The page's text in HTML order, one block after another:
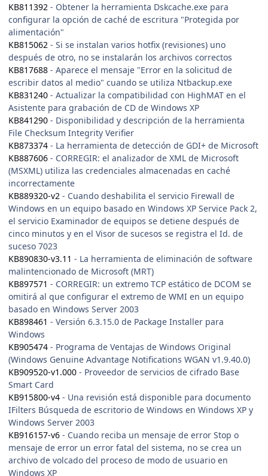
KB811392 - Obtener la herramienta Dskcache.exe para
configurar la opción de caché de escritura "Protegida por
alimentación"
KB815062 - Si se instalan varios hotfix (revisiones) uno
después de otro, no se instalarán los archivos correctos
KB817688 - Aparece el mensaje "Error en la solicitud de
escribir datos al medio" cuando se utiliza Ntbackup.exe
KB831240 - Actualizar la compatibilidad con HighMAT en el
Asistente para grabación de CD de Windows XP
KB841290 - Disponibilidad y descripción de la herramienta
File Checksum Integrity Verifier
KB873374 - La herramienta de detección de GDI+ de Microsoft
KB887606 - CORREGIR: el analizador de XML de Microsoft
(MSXML) utiliza las credenciales almacenadas en caché
incorrectamente
KB889320-v2 - Cuando deshabilita el servicio Firewall de
Windows en un equipo basado en Windows XP Service Pack 2,
el servicio Examinador de equipos se detiene después de
cinco minutos y en el Visor de sucesos se registra el Id. de
suceso 7023
KB890830-v3.11 - La herramienta de eliminación de software
malintencionado de Microsoft (MRT)
KB897571 - CORREGIR: un extremo TCP estático de DCOM se
omitirá al que configurar el extremo de WMI en un equipo
basado en Windows Server 2003
KB898461 - Versión 6.3.15.0 de Package Installer para
Windows
KB905474 - Programa de Ventajas de Windows Original
(Windows Genuine Advantage Notifications WGAN v1.9.40.0)
KB909520-v1.000 - Proveedor de servicios de cifrado Base
Smart Card
KB915800-v4 - Una revisión está disponible para documento
IFilters Búsqueda de escritorio de Windows en Windows XP y
Windows Server 2003
KB916157-v6 - Cuando reciba un mensaje de error Stop o
mensaje de error un error fatal del sistema, no se crea un
archivo de volcado del proceso de modo de usuario en
Windows XP